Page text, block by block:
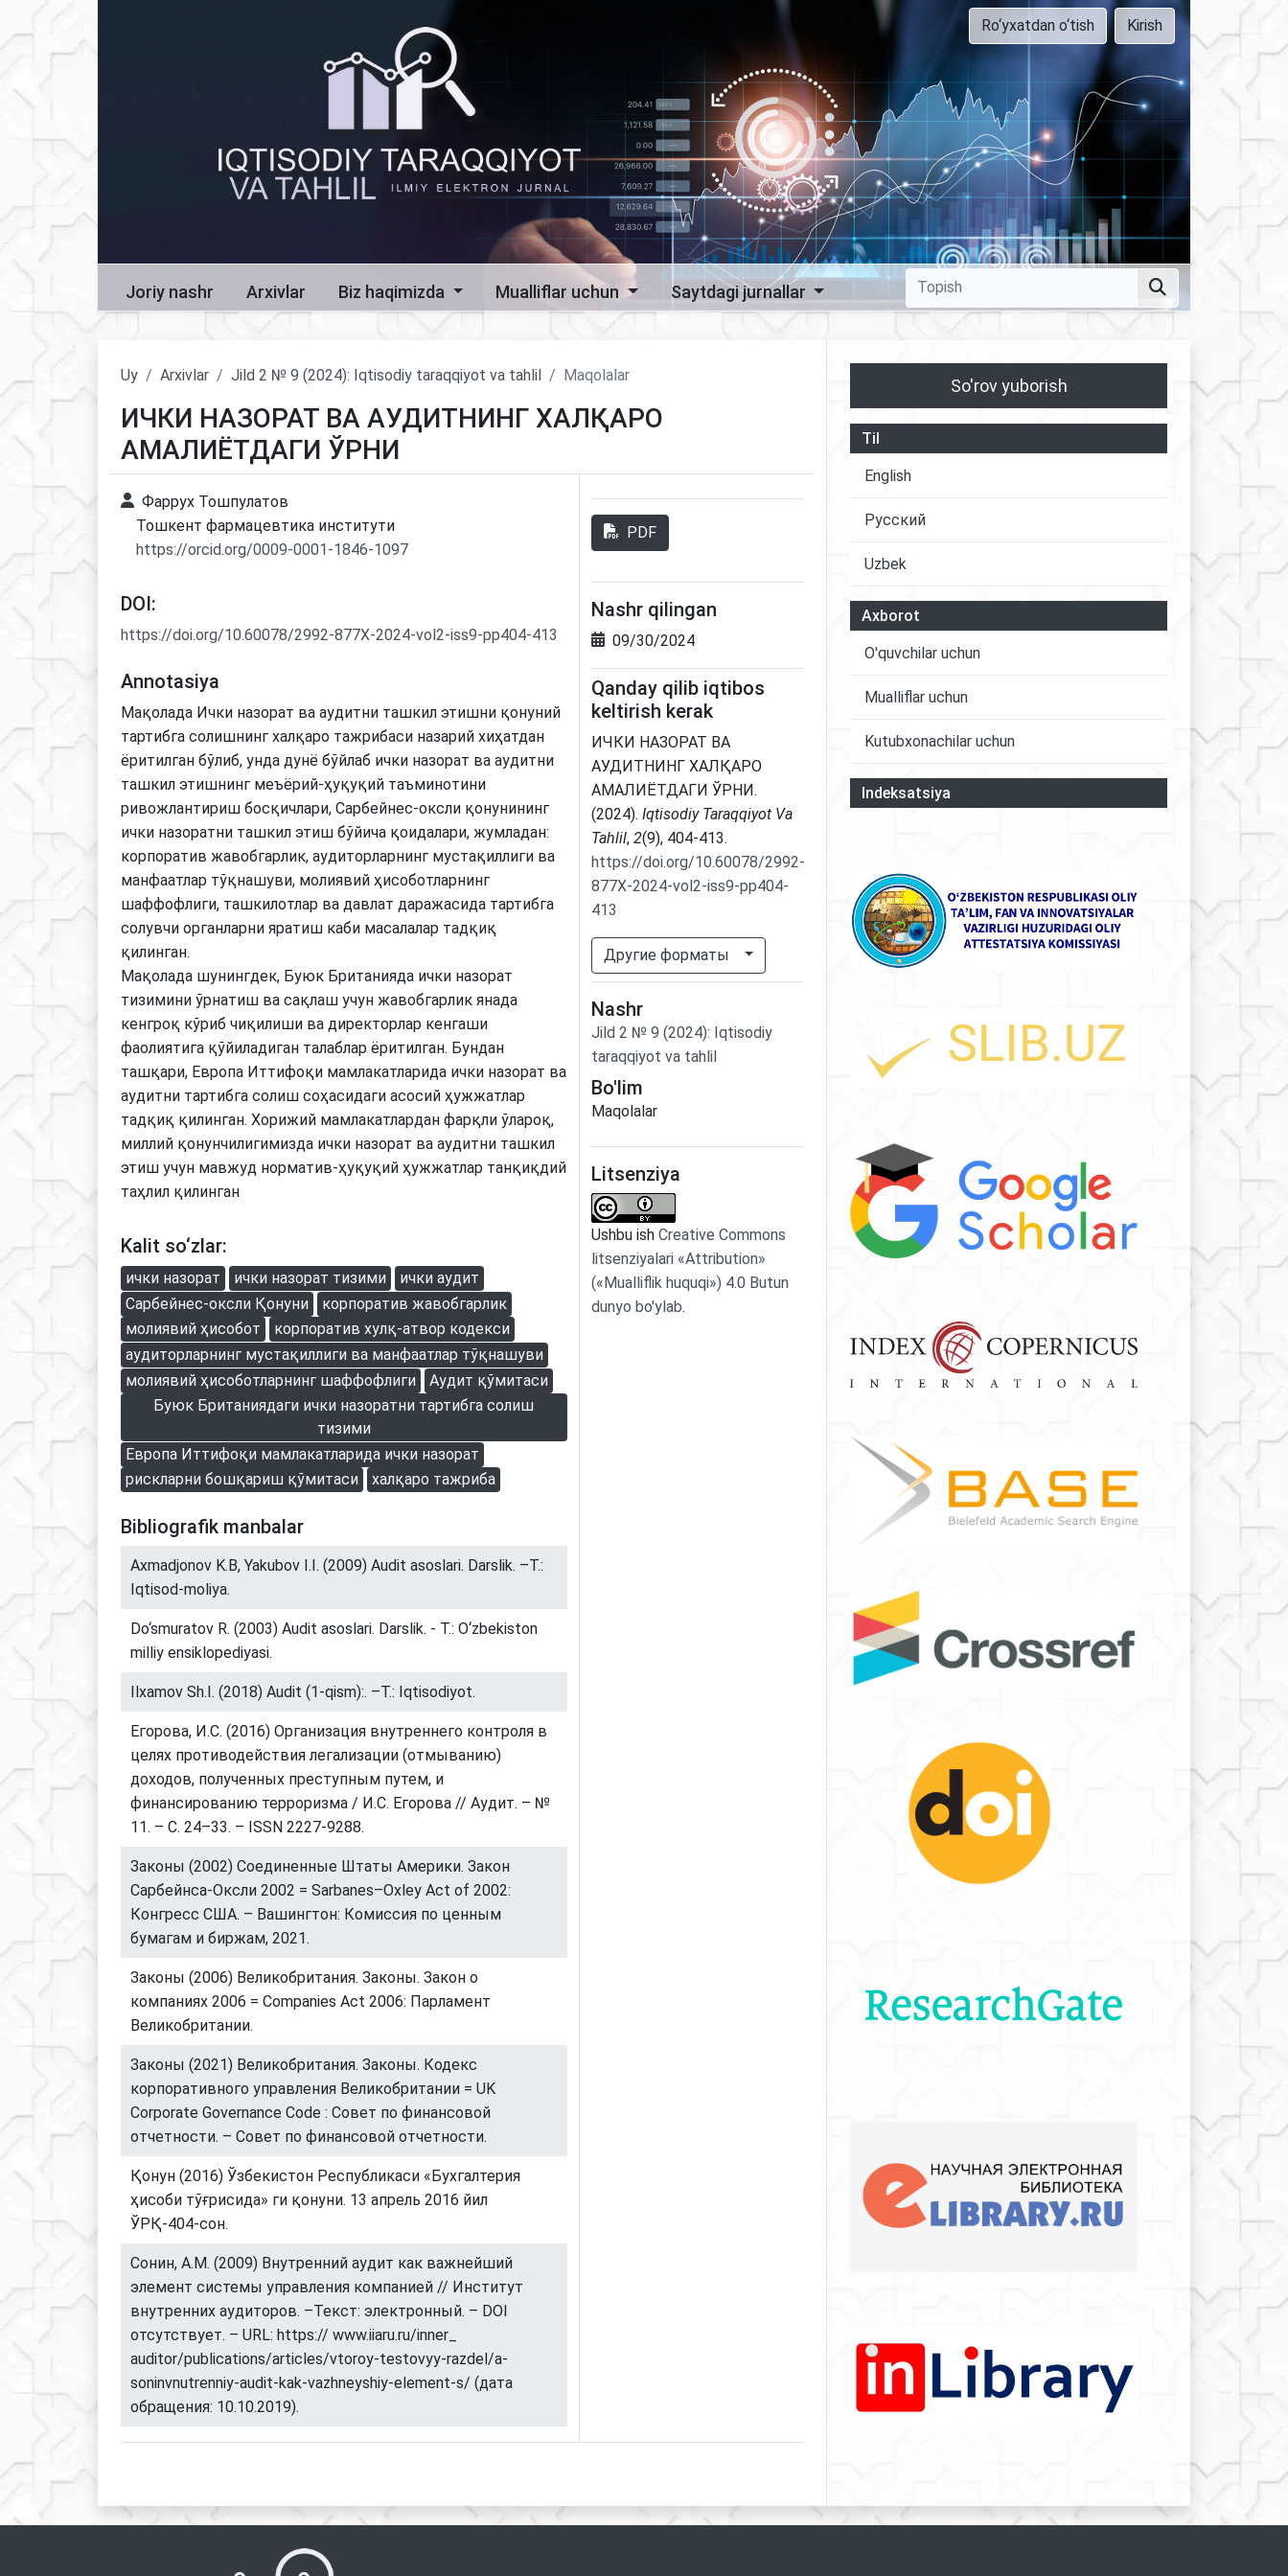
Ro‘yxatdan o‘tish Kirish
Joriy nashr Arxivlar Biz haqimizda Mualliflar uchun Saytdagi jurnallar
Uy Arxivlar Jild 2 № 9 (2024): Iqtisodiy taraqqiyot va tahlil Maqolalar
ИЧКИ НАЗОРАТ ВА АУДИТНИНГ ХАЛҚАРО
АМАЛИЁТДАГИ ЎРНИ
Фаррух Тошпулатов
Тошкент фармацевтика институти
https://orcid.org/0009-0001-1846-1097
DOI:
https://doi.org/10.60078/2992-877X-2024-vol2-iss9-pp404-413
Annotasiya
Мақолада Ички назорат ва аудитни ташкил этишни қонуний
тартибга солишнинг халқаро тажрибаси назарий хиҳатдан
ёритилган бўлиб, унда дунё бўйлаб ички назорат ва аудитни
ташкил этишнинг меъёрий-ҳуқуқий таъминотини
ривожлантириш босқичлари, Сарбейнес-оксли қонунининг
ички назоратни ташкил этиш бўйича қоидалари, жумладан:
корпоратив жавобгарлик, аудиторларнинг мустақиллиги ва
манфаатлар тўқнашуви, молиявий ҳисоботларнинг
шаффофлиги, ташкилотлар ва давлат даражасида тартибга
солувчи органларни яратиш каби масалалар тадқиқ
қилинган.
Мақолада шунингдек, Буюк Британияда ички назорат
тизимини ўрнатиш ва сақлаш учун жавобгарлик янада
кенгроқ кўриб чиқилиши ва директорлар кенгаши
фаолиятига қўйиладиган талаблар ёритилган. Бундан
ташқари, Европа Иттифоқи мамлакатларида ички назорат ва
аудитни тартибга солиш соҳасидаги асосий ҳужжатлар
тадқиқ қилинган. Хорижий мамлакатлардан фарқли ўлароқ,
миллий қонунчилигимизда ички назорат ва аудитни ташкил
этиш учун мавжуд норматив-ҳуқуқий ҳужжатлар танқиқдий
таҳлил қилинган
Kalit so‘zlar:
ички назорат ички назорат тизими
ички аудит
Сарбейнес-оксли Қонуни
корпоратив жавобгарлик
молиявий ҳисобот
корпоратив хулқ-атвор кодекси
аудиторларнинг мустақиллиги ва манфаатлар тўқнашуви
молиявий ҳисоботларнинг шаффофлиги
Аудит қўмитаси
Буюк Британиядаги ички назоратни тартибга солиш
тизими
Европа Иттифоқи мамлакатларида ички назорат
рискларни бошқариш қўмитаси
халқаро тажриба
Bibliografik manbalar
Axmadjonov K.B, Yakubov I.I. (2009) Audit asoslari. Darslik. –T.:
Iqtisod-moliya.
Do‘smuratov R. (2003) Audit asoslari. Darslik. - T.: O‘zbеkiston
milliy ensiklopеdiyasi.
Ilxamov Sh.I. (2018) Audit (1-qism):. –T.: Iqtisodiyot.
Егорова, И.С. (2016) Организация внутреннего контроля в
целях противодействия легализации (отмыванию)
доходов, полученных преступным путем, и
финансированию терроризма / И.С. Егорова // Аудит. – №
11. – С. 24–33. – ISSN 2227-9288.
Законы (2002) Соединенные Штаты Америки. Закон
Сарбейнса-Оксли 2002 = Sarbanes–Oxley Act of 2002:
Конгресс США. – Вашингтон: Комиссия по ценным
бумагам и биржам, 2021.
Законы (2006) Великобритания. Законы. Закон о
компаниях 2006 = Companies Act 2006: Парламент
Великобритании.
Законы (2021) Великобритания. Законы. Кодекс
корпоративного управления Великобритании = UK
Corporate Governance Code : Совет по финансовой
отчетности. – Совет по финансовой отчетности.
Қонун (2016) Ўзбекистон Республикаси «Бухгалтерия
ҳисоби тўғрисида» ги қонуни. 13 апрель 2016 йил
ЎРҚ-404-сон.
Сонин, А.М. (2009) Внутренний аудит как важнейший
элемент системы управления компанией // Институт
внутренних аудиторов. –Текст: электронный. – DOI
отсутствует. – URL: https:// www.iiaru.ru/inner_
auditor/publications/articles/vtoroy-testovyy-razdel/a-
soninvnutrenniy-audit-kak-vazhneyshiy-element-s/ (дата
обращения: 10.10.2019).
PDF
Nashr qilingan
09/30/2024
Qanday qilib iqtibos
keltirish kerak
ИЧКИ НАЗОРАТ ВА
АУДИТНИНГ ХАЛҚАРО
АМАЛИЁТДАГИ ЎРНИ.
(2024). Iqtisodiy Taraqqiyot Va
Tahlil, 2(9), 404-413.
https://doi.org/10.60078/2992-
877X-2024-vol2-iss9-pp404-
413
Другие форматы
Nashr
Jild 2 № 9 (2024): Iqtisodiy
taraqqiyot va tahlil
Bo'lim
Maqolalar
Litsenziya
Ushbu ish Creative Commons
litsenziyalari «Attribution»
(«Mualliflik huquqi») 4.0 Butun
dunyo bo'ylab.
So'rov yuborish
Til
English
Русский
Uzbek
Axborot
O'quvchilar uchun
Mualliflar uchun
Kutubxonachilar uchun
Indeksatsiya